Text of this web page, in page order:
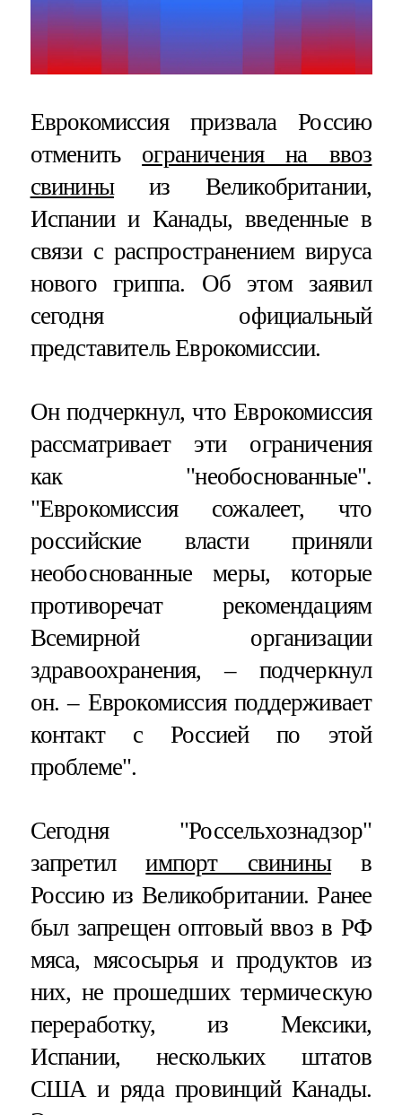
Еврокомиссия призвала Россию
отменить ограничения на ввоз
свининыиз Великобритании,
Испании и Канады, введенные в
связи с распространением вируса
нового гриппа. Об этом заявил
сегодня официальный
представитель Еврокомиссии.
Он подчеркнул, что Еврокомиссия
рассматривает эти ограничения
как "необоснованные".
"Еврокомиссия сожалеет, что
российские власти приняли
необоснованные меры, которые
противоречат рекомендациям
Всемирной организации
здравоохранения, – подчеркнул
он. – Еврокомиссия поддерживает
контакт с Россией по этой
проблеме".
Сегодня "Россельхознадзор"
запретилимпорт свининыв
Россию из Великобритании. Ранее
был запрещен оптовый ввоз в РФ
мяса, мясосырья и продуктов из
них, не прошедших термическую
переработку, из Мексики,
Испании, нескольких штатов
США и ряда провинций Канады.